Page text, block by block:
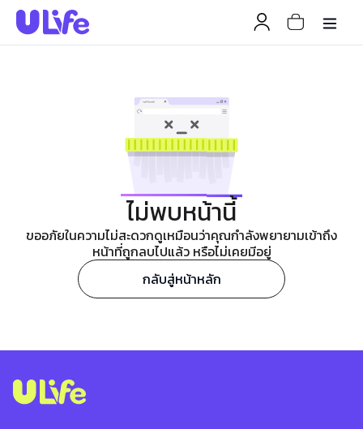
ไม่พบหน้านี้
ขออภัยในความไม่สะดวกดูเหมือนว่าคุณกำลังพยายามเข้าถึง
หน้าที่ถูกลบไปแล้ว หรือไม่เคยมีอยู่
กลับสู่หน้าหลัก